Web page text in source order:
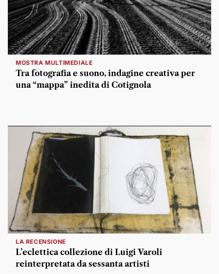
MOSTRA MULTIMEDIALE
Tra fotografia e suono, indagine creativa per
una “mappa” inedita di Cotignola
LA RECENSIONE
L’eclettica collezione di Luigi Varoli
reinterpretata da sessanta artisti